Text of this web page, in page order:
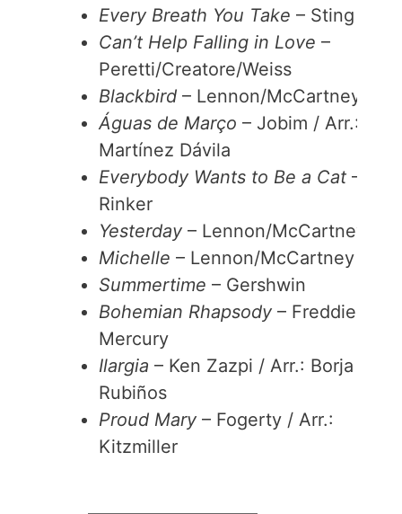
Every Breath You Take – Sting
Can’t Help Falling in Love –
Peretti/Creatore/Weiss
Blackbird – Lennon/McCartney
Águas de Março – Jobim / Arr.:
Martínez Dávila
Everybody Wants to Be a Cat – Al
Rinker
Yesterday – Lennon/McCartney
Michelle – Lennon/McCartney
Summertime – Gershwin
Bohemian Rhapsody – Freddie
Mercury
Ilargia – Ken Zazpi / Arr.: Borja
Rubiños
Proud Mary – Fogerty / Arr.:
Kitzmiller